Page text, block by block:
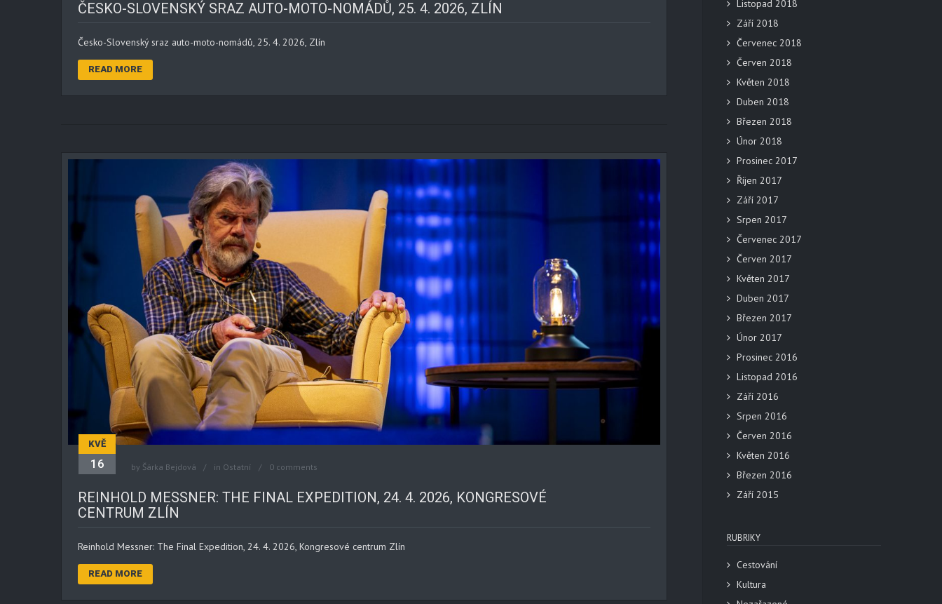
ČESKO-SLOVENSKÝ SRAZ AUTO-MOTO-NOMÁDŮ, 25. 4. 2026, ZLÍN
Česko-Slovenský sraz auto-moto-nomádů, 25. 4. 2026, Zlín
READ MORE
KVĚ
16 by Šárka Bejdová in Ostatní 0 comments
REINHOLD MESSNER: THE FINAL EXPEDITION, 24. 4. 2026, KONGRESOVÉ
CENTRUM ZLÍN
Reinhold Messner: The Final Expedition, 24. 4. 2026, Kongresové centrum Zlín
READ MORE
Listopad 2018
Září 2018
Červenec 2018
Červen 2018
Květen 2018
Duben 2018
Březen 2018
Únor 2018
Prosinec 2017
Říjen 2017
Září 2017
Srpen 2017
Červenec 2017
Červen 2017
Květen 2017
Duben 2017
Březen 2017
Únor 2017
Prosinec 2016
Listopad 2016
Září 2016
Srpen 2016
Červen 2016
Květen 2016
Březen 2016
Září 2015
RUBRIKY
Cestování
Kultura